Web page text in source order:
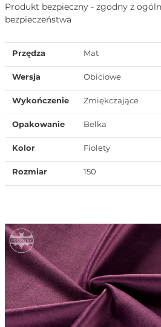
Produkt bezpieczny - zgodny z
bezpieczeństwa
Przędza Mat
Wersja Obiciowe
Wykończenie Zmiękczające
Opakowanie Belka
Kolor Fiolety
Rozmiar 150